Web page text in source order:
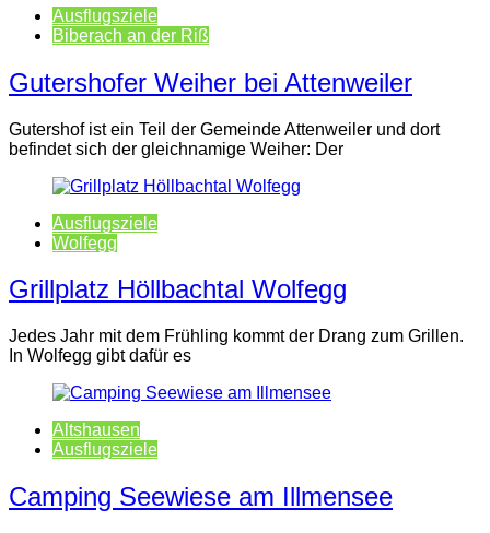
Ausflugsziele
Biberach an der Riß
Gutershofer Weiher bei Attenweiler
Gutershof ist ein Teil der Gemeinde Attenweiler und dort
befindet sich der gleichnamige Weiher: Der
Ausflugsziele
Wolfegg
Grillplatz Höllbachtal Wolfegg
Jedes Jahr mit dem Frühling kommt der Drang zum Grillen.
In Wolfegg gibt dafür es
Altshausen
Ausflugsziele
Camping Seewiese am Illmensee